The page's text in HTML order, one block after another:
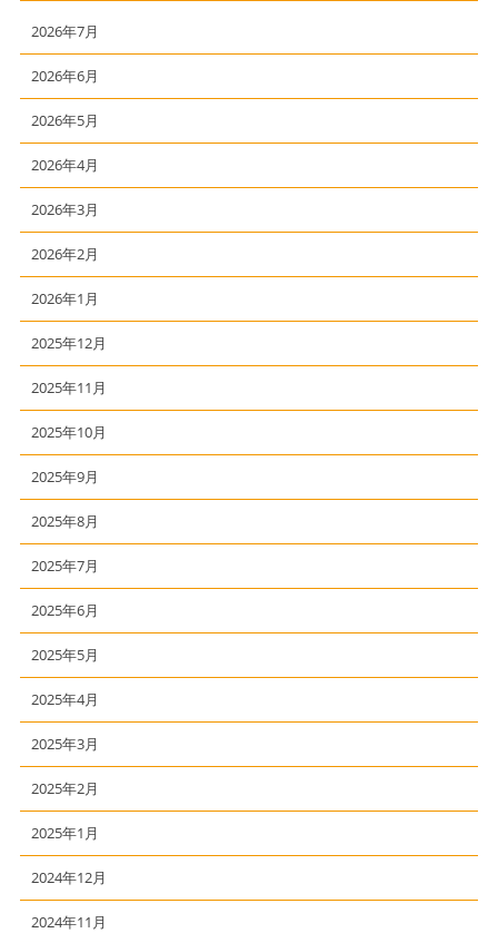
2026年7月
2026年6月
2026年5月
2026年4月
2026年3月
2026年2月
2026年1月
2025年12月
2025年11月
2025年10月
2025年9月
2025年8月
2025年7月
2025年6月
2025年5月
2025年4月
2025年3月
2025年2月
2025年1月
2024年12月
2024年11月